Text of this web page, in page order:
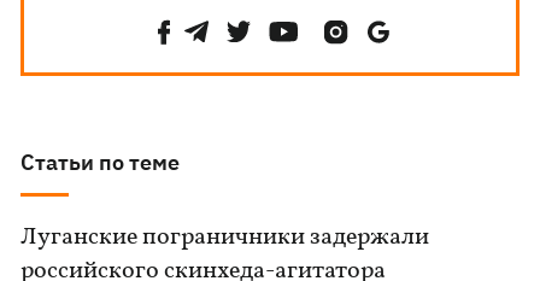
Статьи по теме
Луганские пограничники задержали
российского скинхеда-агитатора